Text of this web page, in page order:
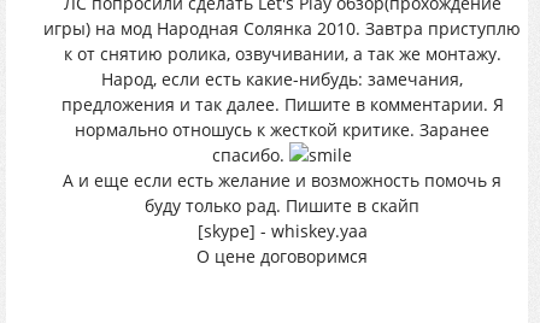
игры) на мод Народная Солянка 2010. Завтра приступлю
к от снятию ролика, озвучивании, а так же монтажу.
Народ, если есть какие-нибудь: замечания,
предложения и так далее. Пишите в комментарии. Я
нормально отношусь к жесткой критике. Заранее
спасибо.
А и еще если есть желание и возможность помочь я
буду только рад. Пишите в скайп
[skype] - whiskey.yaa
О цене договоримся